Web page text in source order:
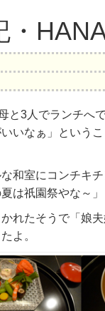
・
と3人でランチへ
いなぁ」という
和室にコンチキ
は祇園祭やな～」
れたそうで「娘
よ。